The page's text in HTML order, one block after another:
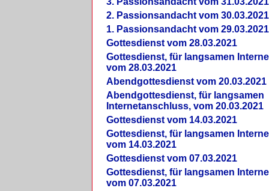
2. Passionsandacht vom 30.03.2021
1. Passionsandacht vom 29.03.2021
Gottesdienst vom 28.03.2021
Gottesdienst, für langsamen
vom 28.03.2021
Abendgottesdienst vom 20.03.2021
Abendgottesdienst, für langsamen
Internetanschluss, vom 20.03.2021
Gottesdienst vom 14.03.2021
Gottesdienst, für langsamen
vom 14.03.2021
Gottesdienst vom 07.03.2021
Gottesdienst, für langsamen
vom 07.03.2021